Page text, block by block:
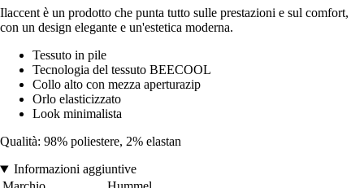
Ilaccent è un prodotto che punta tutto sulle prestazioni e sul comfort,
con un design elegante e un'estetica moderna.
Tessuto in pile
Tecnologia del tessuto BEECOOL
Collo alto con mezza aperturazip
Orlo elasticizzato
Look minimalista
Qualità: 98% poliestere, 2% elastan
Informazioni aggiuntive